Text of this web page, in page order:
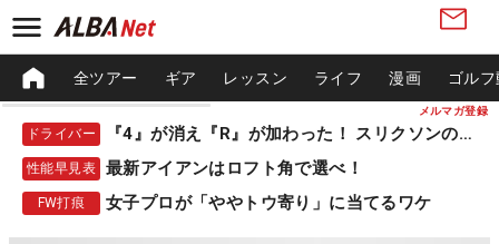
メルマガ登録
全ツアー ギア レッスン ライフ 漫画 ゴル
ドライバー 『4』が消え『R』が加わった！ スリクソンの新作
性能早見表 最新アイアンはロフト角で選べ！
FW打痕 女子プロが「ややトウ寄り」に当てるワケ